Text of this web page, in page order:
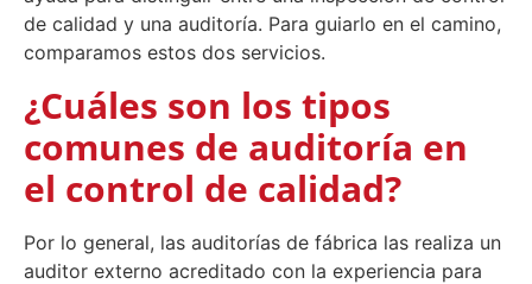
de calidad y una auditoría. Para guiarlo en el camino,
comparamos estos dos servicios.
¿Cuáles son los tipos
comunes de auditoría en
el control de calidad?
Por lo general, las auditorías de fábrica las realiza un
auditor externo acreditado con la experiencia para